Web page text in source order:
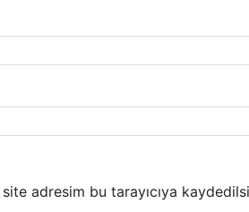
adresim bu tarayıcıya